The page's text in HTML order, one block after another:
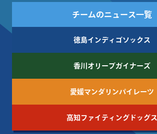
チームのニュース一覧
徳島インディゴソックス
香川オリーブガイナーズ
愛媛マンダリンパイレーツ
高知ファイティングドッグス